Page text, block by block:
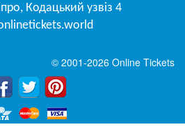
, Кодацький узвіз 4
© 2001-2026 Online Tickets